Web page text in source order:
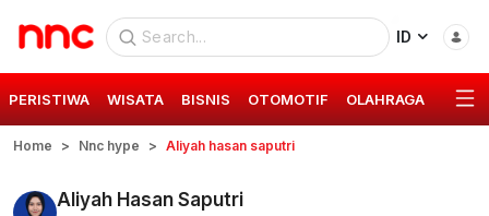
ID
PERISTIWA WISATA BISNIS OTOMOTIF OLAHRAGA GAYA
Home Nnc hype Aliyah hasan saputri
Aliyah Hasan Saputri